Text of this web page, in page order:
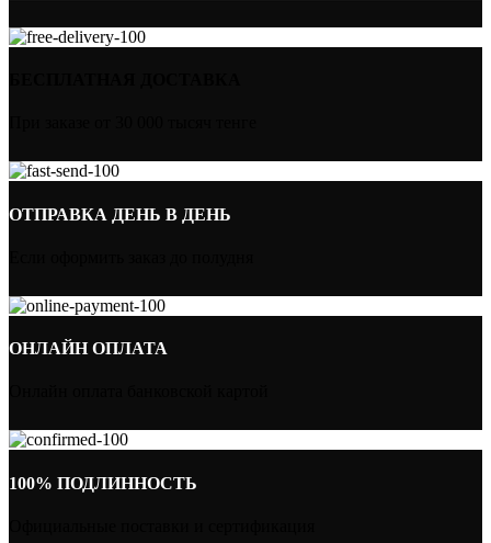
ОТПРАВКА ДЕНЬ В ДЕНЬ
ОНЛАЙН ОПЛАТА
100% ПОДЛИННОСТЬ